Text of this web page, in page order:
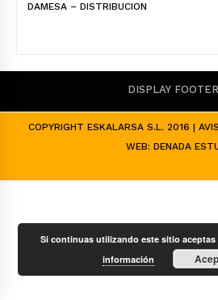
DAMESA – DISTRIBUCION
DISPLAY FOOTER
COPYRIGHT ESKALARSA S.L. 2016 |
WEB: DENADA
Si continuas utilizando este sitio
información